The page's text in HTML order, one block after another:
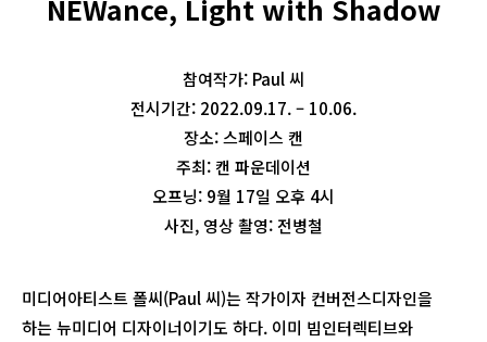
NEWance, Light with Shadow
참여작가: Paul 씨
전시기간: 2022.09.17. – 10.06.
장소: 스페이스 캔
주최: 캔 파운데이션
오프닝: 9월 17일 오후 4시
사진, 영상 촬영: 전병철
미디어아티스트 폴씨(Paul 씨)는 작가이자 컨버전스디자인을
하는 뉴미디어 디자이너이기도 하다. 이미 빔인터렉티브와